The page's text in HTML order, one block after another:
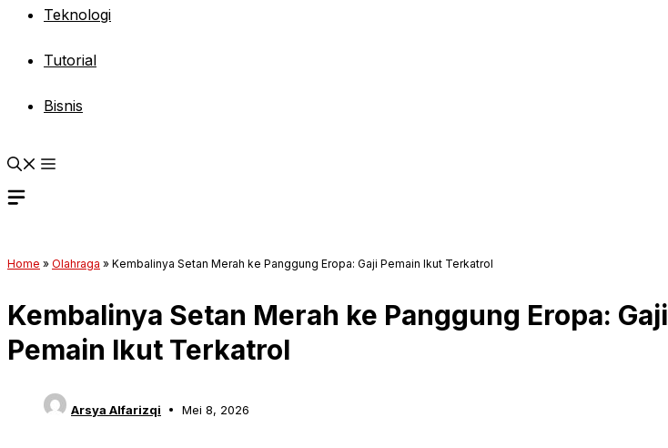
Teknologi
Tutorial
Bisnis
Home » Olahraga » Kembalinya Setan Merah ke Panggung Eropa: Gaji Pemain Ikut Terkatrol
Kembalinya Setan Merah ke Panggung Eropa: Gaji
Pemain Ikut Terkatrol
Arsya Alfarizqi Mei 8, 2026